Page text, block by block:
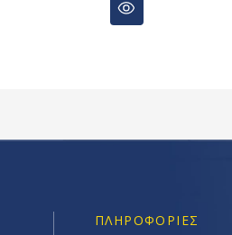
ΠΛΗΡΟΦΟΡΊΕΣ